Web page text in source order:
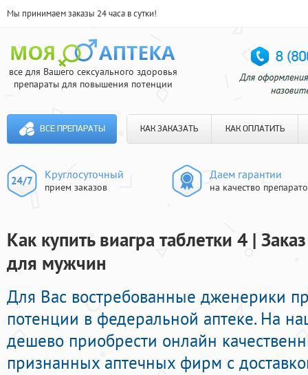
Мы принимаем заказы 24 часа в сутки!
все для Вашего сексуального здоровья
препараты для повышения потенции
ВСЕ ПРЕПАРАТЫ КАК ЗАКАЗАТЬ КАК ОПЛАТИТЬ
Круглосуточный
прием заказов
Даем гарантии
на качество
Как купить виагра таблетки 4 |
для мужчин
Для Вас востребованные дженерики
потенции в федеральной аптеке. На
дешево приобрести онлайн
признанных аптечных фирм с